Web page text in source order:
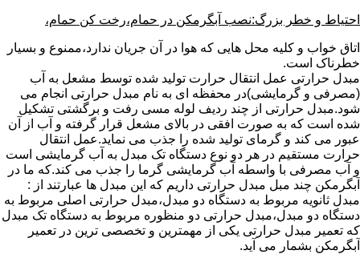
احتیاط و خطر بزرگ:نصب آبگرمکن در حمام،رخت کن حمام،
اتاق خواب و کلیه محل هایی که هوا در آن جریان ندارد،ممنوع و بسیار
خطرناک است.
مبدل حرارتی عمل انتقال حرارت تولید شده توسط مشعل به آب
(مصرفی و گرمایشی)در محفظه ای به نام مبدل حرارتی انجام می
شود.مبدل حرارتی از چند ردیف لوله مسی رفت و برگشتی تشکیل
شده است که به صورت افقی در بالای مشعل قرار گرفته و آب از آن
عبور می کند و گرمای تولید شده را جذب می نماید.عمل انتقال
حرارت مستقیم در هر دو نوع دستگاه تک مبدل به آب گرمایشی است
و آب مصرفی با واسطه آب گرمایشی گرما را جذب می کند.که ما در
آبگرمکن چند مبل مبدل حرارتی داریم که این مبدل ها عبارتند از :
مبدل ثانویه مربوط به دستگاه دو مبدل،مبدل حرارتی اصلی مربوط به
دستگاه دو مبدل،مبدل حرارتی دو منظوره مربوط به دستگاه تک مبدل
که تعمیر مبدل حرارتی یکی از مهمترین و تخصصی ترین در تعمیر
آبگرمکن بشمار می آید.